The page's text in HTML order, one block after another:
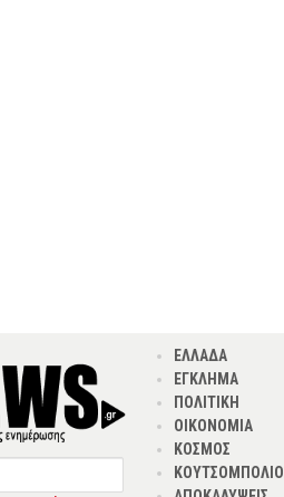
ΕΛΛΑΔΑ
ΕΓΚΛΗΜΑ
ΠΟΛΙΤΙΚΗ
ΟΙΚΟΝΟΜΙΑ
ΚΟΣΜΟΣ
ΚΟΥΤΣΟΜΠΟΛΙΟ